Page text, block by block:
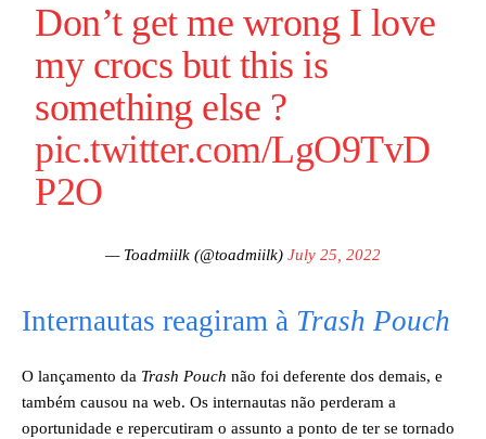
Don’t get me wrong I love
my crocs but this is
something else ?
pic.twitter.com/LgO9TvD
P2O
— Toadmiilk (@toadmiilk) July 25, 2022
Internautas reagiram à Trash Pouch
O lançamento da Trash Pouch não foi deferente dos demais, e
também causou na web. Os internautas não perderam a
oportunidade e repercutiram o assunto a ponto de ter se tornado